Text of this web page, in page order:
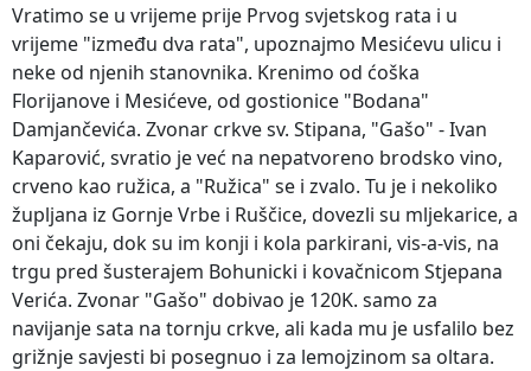
Vratimo se u vrijeme prije Prvog svjetskog rata i u
vrijeme "između dva rata", upoznajmo Mesićevu ulicu i
neke od njenih stanovnika. Krenimo od ćoška
Florijanove i Mesićeve, od gostionice "Bodana"
Damjančevića. Zvonar crkve sv. Stipana, "Gašo" - Ivan
Kaparović, svratio je već na nepatvoreno brodsko vino,
crveno kao ružica, a "Ružica" se i zvalo. Tu je i nekoliko
župljana iz Gornje Vrbe i Ruščice, dovezli su mljekarice, a
oni čekaju, dok su im konji i kola parkirani, vis-a-vis, na
trgu pred šusterajem Bohunicki i kovačnicom Stjepana
Verića. Zvonar "Gašo" dobivao je 120K. samo za
navijanje sata na tornju crkve, ali kada mu je usfalilo bez
grižnje savjesti bi posegnuo i za lemojzinom sa oltara.